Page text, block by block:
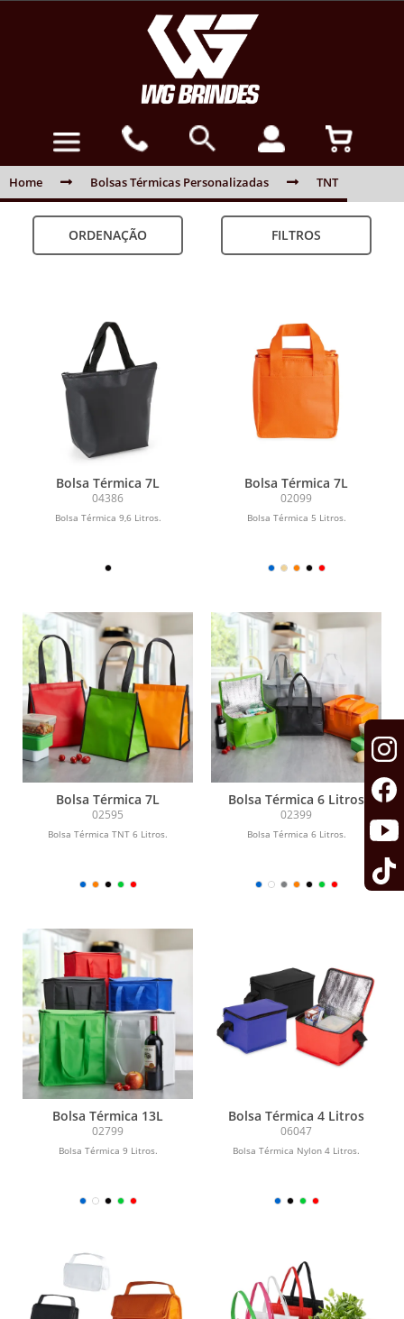
Home Bolsas Térmicas Personalizadas TNT
ORDENAÇÃO FILTROS
Bolsa Térmica 7L
04386
Bolsa Térmica 9,6 Litros.
Bolsa Térmica 7L
02099
Bolsa Térmica 5 Litros.
Bolsa Térmica 7L
02595
Bolsa Térmica TNT 6 Litros.
Bolsa Térmica 6 Litros
02399
Bolsa Térmica 6 Litros.
Bolsa Térmica 13L
02799
Bolsa Térmica 9 Litros.
Bolsa Térmica 4 Litros
06047
Bolsa Térmica Nylon 4 Litros.